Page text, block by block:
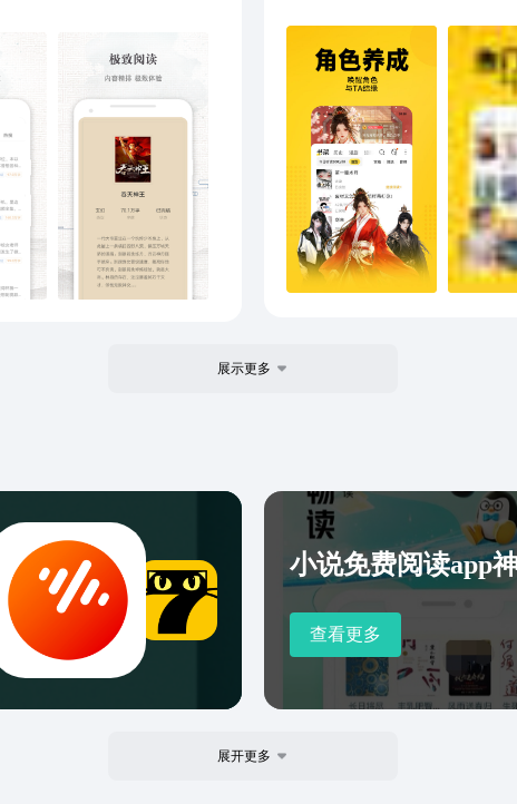
...
《念念
作家
了。
念念不
民。
演绎
小镇，
鹜，独
门，咬
萨之
一方》
荒年
家可
启广积
辈》
辈，
向世
赚取
展示更多
小说免费阅读app
查看更多
展开更多